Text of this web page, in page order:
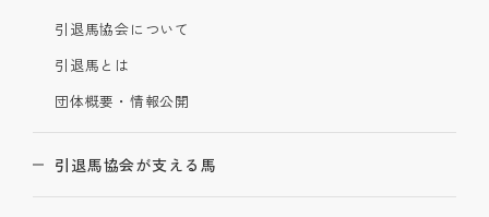
引退馬協会について
引退馬とは
団体概要・情報公開
引退馬協会が支える馬